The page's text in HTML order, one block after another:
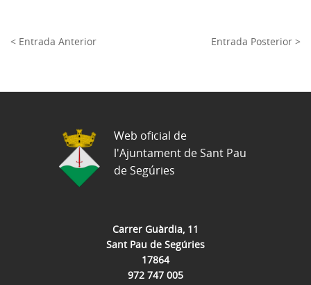
< Entrada Anterior Entrada Posterior >
Carrer Guàrdia, 11
Sant Pau de Segúries
17864
972 747 005
Web oficial de
l'Ajuntament de Sant Pau
de Segúries